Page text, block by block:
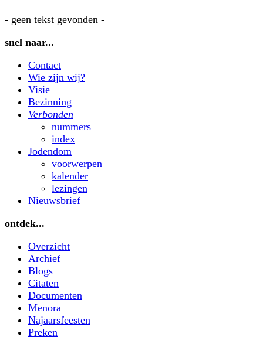
- geen tekst gevonden -
snel naar...
Contact
Wie zijn wij?
Visie
Bezinning
Verbonden
nummers
index
Jodendom
voorwerpen
kalender
lezingen
Nieuwsbrief
ontdek...
Overzicht
Archief
Blogs
Citaten
Documenten
Menora
Najaarsfeesten
Preken